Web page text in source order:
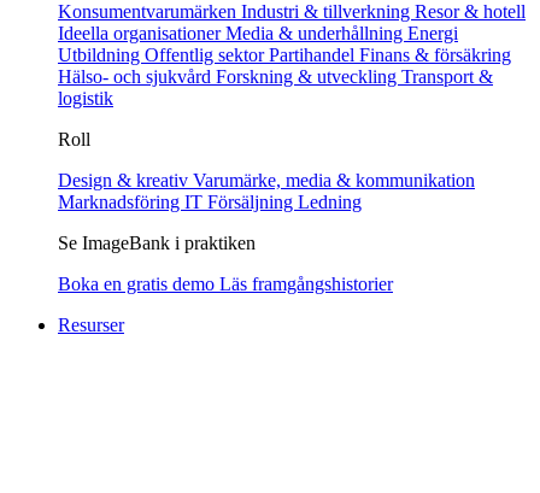
Konsumentvarumärken Industri & tillverkning Resor & hotell
Ideella organisationerMedia & underhållning Energi
Utbildning Offentlig sektorPartihandel Finans & försäkring
Hälso- och sjukvård Forskning & utveckling Transport &
logistik
Roll
Design & kreativ Varumärke, media & kommunikation
Marknadsföring IT Försäljning Ledning
Se ImageBank i praktiken
Boka en gratis demo Läs framgångshistorier
Resurser